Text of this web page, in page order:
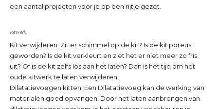
een aantal projecten voor je op een rijtje gezet.
Kitwerk
Kit verwijderen: Zit er schimmel op de kit? Is de kit poreus
geworden? Is de kit verkleurt en ziet het er niet meer zo fris
uit? Of is de kit zelfs los aan het laten? Dan is het tijd om het
oude kitwerk te laten verwijderen.
Dilatatievoegen kitten: Een Dilatatievoeg kan de werking van
materialen goed opvangen. Door het laten aanbrengen van